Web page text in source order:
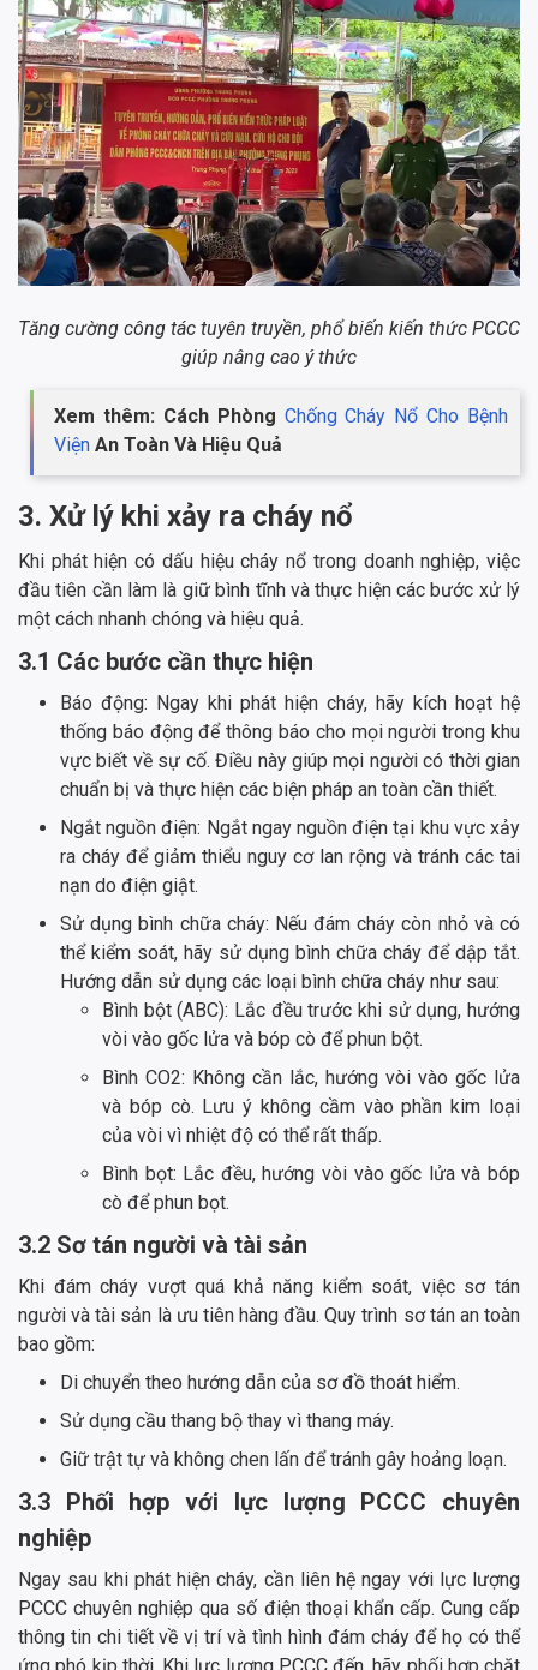
Tăng cường công tác tuyên truyền, phổ biến kiến thức PCCC
giúp nâng cao ý thức
Xem thêm: Cách Phòng Chống Cháy Nổ Cho Bệnh
Viện An Toàn Và Hiệu Quả
3. Xử lý khi xảy ra cháy nổ
Khi phát hiện có dấu hiệu cháy nổ trong doanh nghiệp, việc
đầu tiên cần làm là giữ bình tĩnh và thực hiện các bước xử lý
một cách nhanh chóng và hiệu quả.
3.1 Các bước cần thực hiện
Báo động: Ngay khi phát hiện cháy, hãy kích hoạt hệ
thống báo động để thông báo cho mọi người trong khu
vực biết về sự cố. Điều này giúp mọi người có thời gian
chuẩn bị và thực hiện các biện pháp an toàn cần thiết.
Ngắt nguồn điện: Ngắt ngay nguồn điện tại khu vực xảy
ra cháy để giảm thiểu nguy cơ lan rộng và tránh các tai
nạn do điện giật.
Sử dụng bình chữa cháy: Nếu đám cháy còn nhỏ và có
thể kiểm soát, hãy sử dụng bình chữa cháy để dập tắt.
Hướng dẫn sử dụng các loại bình chữa cháy như sau:
Bình bột (ABC): Lắc đều trước khi sử dụng, hướng
vòi vào gốc lửa và bóp cò để phun bột.
Bình CO2: Không cần lắc, hướng vòi vào gốc lửa
và bóp cò. Lưu ý không cầm vào phần kim loại
của vòi vì nhiệt độ có thể rất thấp.
Bình bọt: Lắc đều, hướng vòi vào gốc lửa và bóp
cò để phun bọt.
3.2 Sơ tán người và tài sản
Khi đám cháy vượt quá khả năng kiểm soát, việc sơ tán
người và tài sản là ưu tiên hàng đầu. Quy trình sơ tán an toàn
bao gồm:
Di chuyển theo hướng dẫn của sơ đồ thoát hiểm.
Sử dụng cầu thang bộ thay vì thang máy.
Giữ trật tự và không chen lấn để tránh gây hoảng loạn.
3.3 Phối hợp với lực lượng PCCC chuyên
nghiệp
Ngay sau khi phát hiện cháy, cần liên hệ ngay với lực lượng
PCCC chuyên nghiệp qua số điện thoại khẩn cấp. Cung cấp
thông tin chi tiết về vị trí và tình hình đám cháy để họ có thể
ứng phó kịp thời. Khi lực lượng PCCC đến, hãy phối hợp chặt